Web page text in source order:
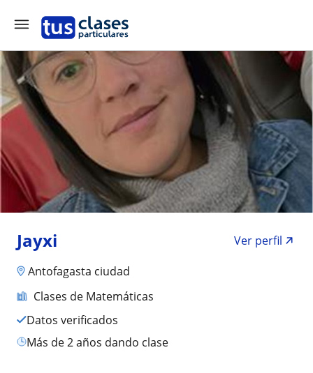
Jayxi
Ver perfil
Antofagasta ciudad
Clases de Matemáticas
Datos verificados
más de 2 años dando clase